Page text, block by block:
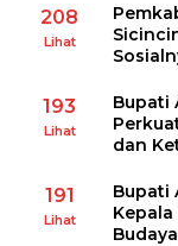
208
Lihat
193
Lihat
Bupati
dan
191
Lihat
Bupati